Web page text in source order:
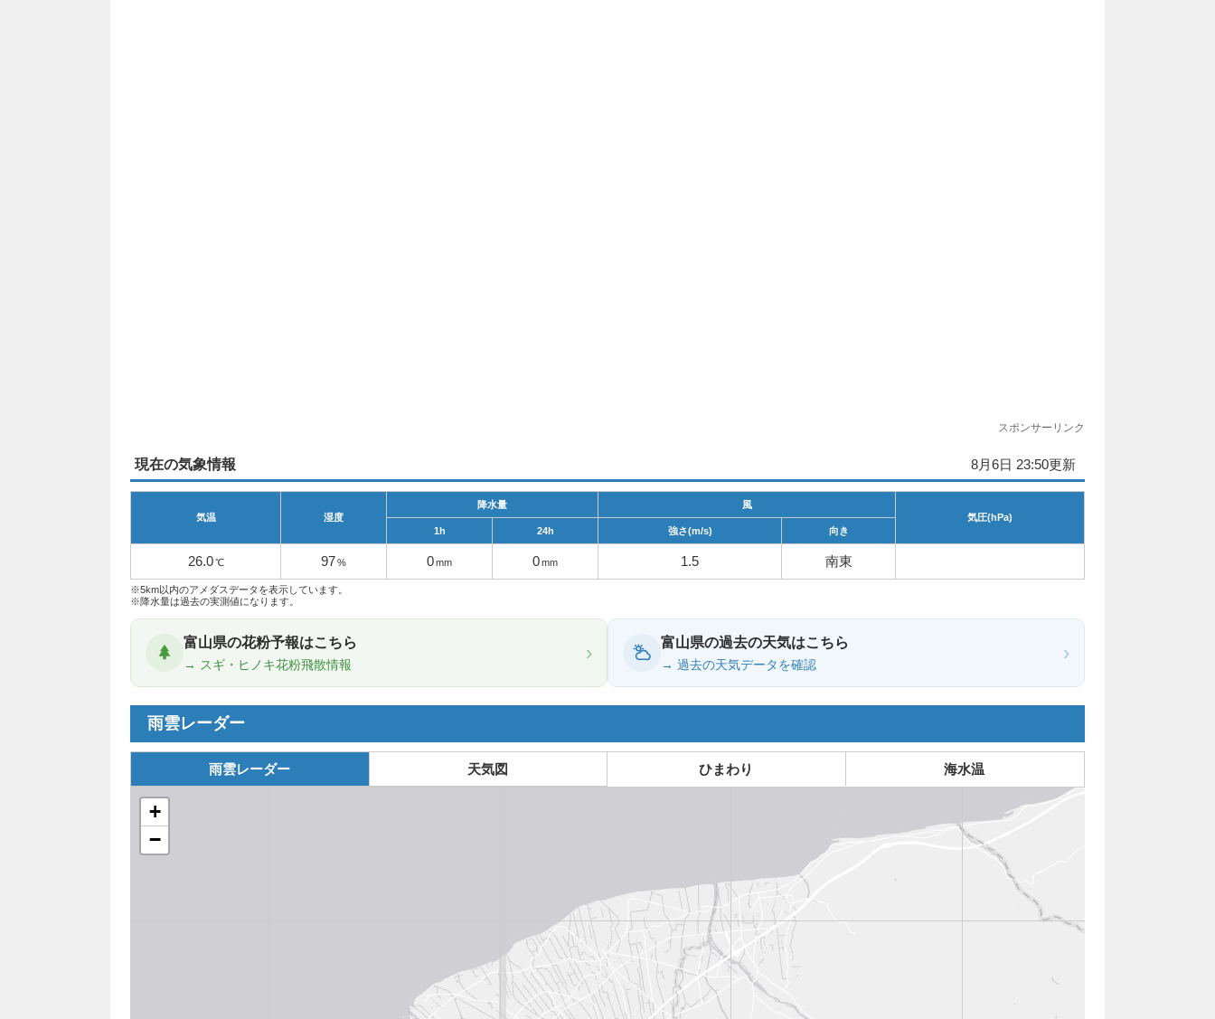
スポンサーリンク
現在の気象情報 8月6日 23:50更新
気温 湿度
降水量
風
気圧(hPa)
1h
24h 強さ(m/s) 向き
26.0 ℃ 97% 0mm 0mm 1.5 南東
※5km以内のアメダスデータを表示しています。
※降水量は過去の実測値になります。
富山県の花粉予報はこちら
→ スギ・ヒノキ花粉飛散情報
› 富山県の過去の天気はこちら
→ 過去の天気データを確認
›
雨雲レーダー
雨雲レーダー 天気図 ひまわり 海水温
+
−